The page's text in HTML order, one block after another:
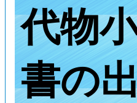
代物
書の